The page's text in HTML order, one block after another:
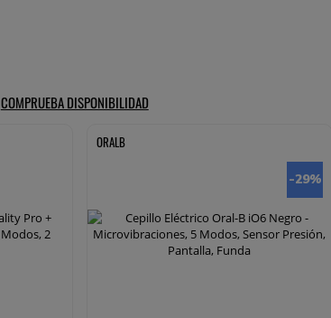
COMPRUEBA DISPONIBILIDAD
ORALB
-29%